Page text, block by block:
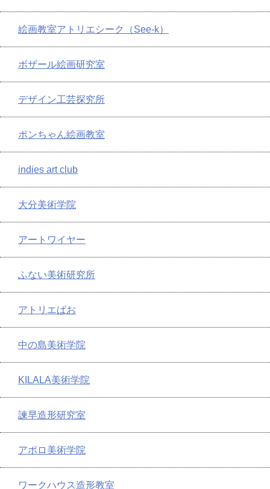
絵画教室アトリエシーク（See-k）
ボザール絵画研究室
デザイン工芸探究所
ポンちゃん絵画教室
indies art club
大分美術学院
アートワイヤー
ふない美術研究所
アトリエぱお
中の島美術学院
KILALA美術学院
諫早造形研究室
アポロ美術学院
ワークハウス造形教室